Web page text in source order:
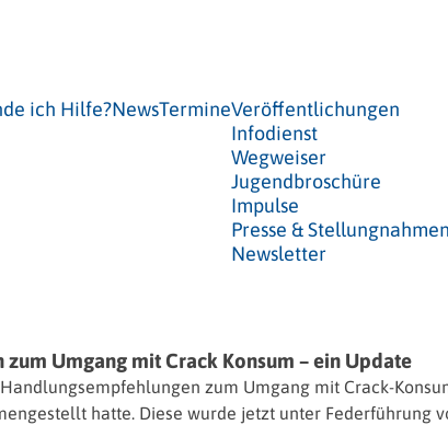
ich Hilfe?NewsTermineVeröffentlichungen
Infodienst
Wegweiser
Jugendbroschüre
Impulse
Presse & Stellungnahmen
Newsletter
Umgang mit Crack Konsum – ein Update
zum Umgang mit Crack-
hatte. Diese wurde jetzt unter Federführung